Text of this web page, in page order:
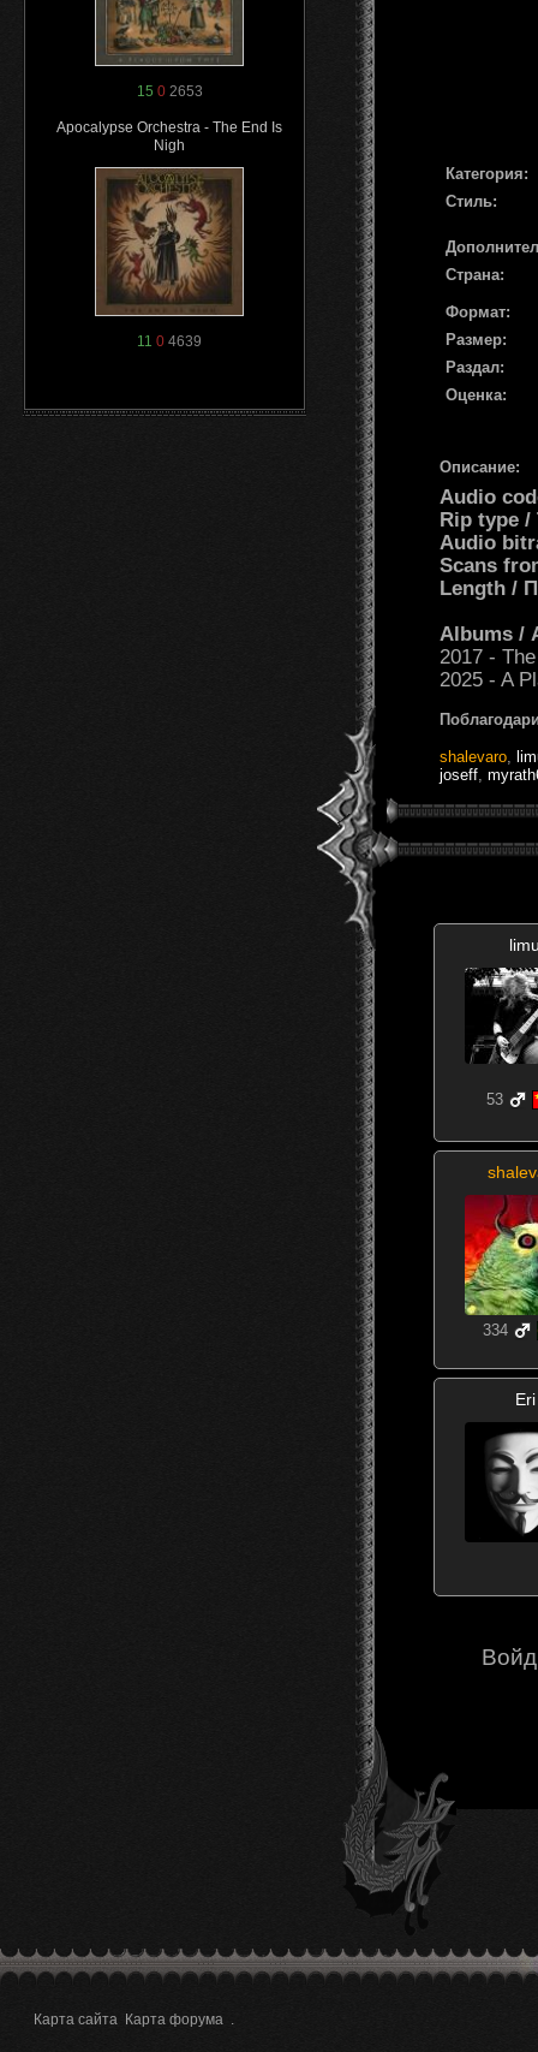
15 02653
Apocalypse Orchestra - The End Is
Nigh
11 0 4639
Категория:
Стиль:
Страна:
Формат:
Размер:
Раздал:
Оценка:
Описание:
Audio
Rip type
Audio
Scans
Length /
Albums /
2017 -
2025 - A
shalevaro
joseff
53
334
Eri
Карта сайта Карта форума